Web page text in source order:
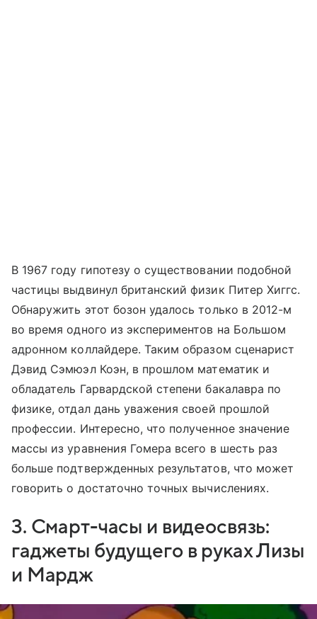
В 1967 году гипотезу о существовании подобной
частицы выдвинул британский физик Питер Хиггс.
Обнаружить этот бозон удалось только в 2012-м
во время одного из экспериментов на Большом
адронном коллайдере. Таким образом сценарист
Дэвид Сэмюэл Коэн, в прошлом математик и
обладатель Гарвардской степени бакалавра по
физике, отдал дань уважения своей прошлой
профессии. Интересно, что полученное значение
массы из уравнения Гомера всего в шесть раз
больше подтвержденных результатов, что может
говорить о достаточно точных вычислениях.
3. Смарт-часы и видеосвязь:
гаджеты будущего в руках Лизы
и Мардж